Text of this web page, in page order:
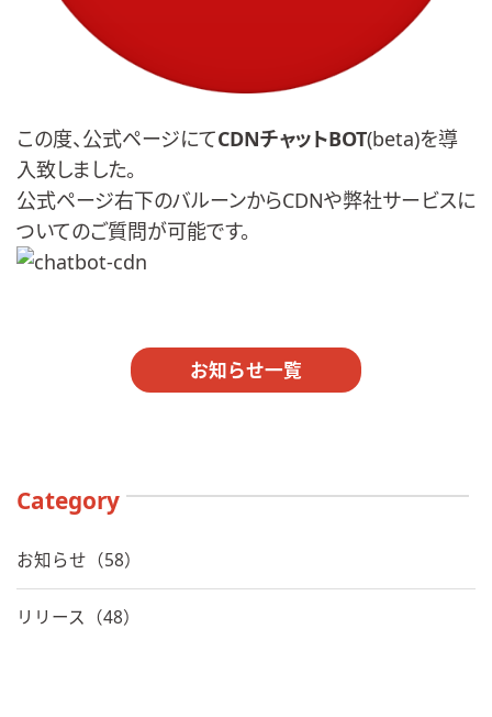
この度、公式ページにてCDNチャットBOT(beta)を導
入致しました。
公式ページ右下のバルーンからCDNや弊社サービスに
ついてのご質問が可能です。
お知らせ一覧
Category
お知らせ（58）
リリース（48）